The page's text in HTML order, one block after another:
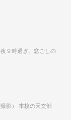
９時過ぎ。窓ごしの
影） 本校の天文部